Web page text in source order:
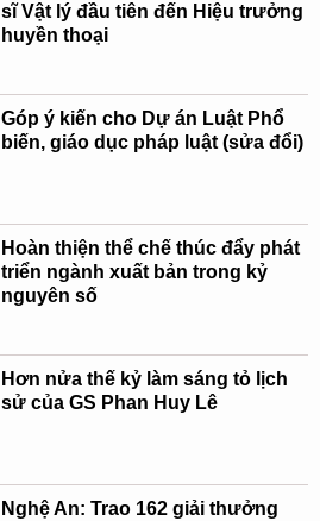
sĩ Vật lý đầu tiên đến Hiệu trưởng
huyền thoại
Góp ý kiến cho Dự án Luật Phổ
biến, giáo dục pháp luật (sửa đổi)
Hoàn thiện thể chế thúc đẩy phát
triển ngành xuất bản trong kỷ
nguyên số
Hơn nửa thế kỷ làm sáng tỏ lịch
sử của GS Phan Huy Lê
Nghệ An: Trao 162 giải thưởng